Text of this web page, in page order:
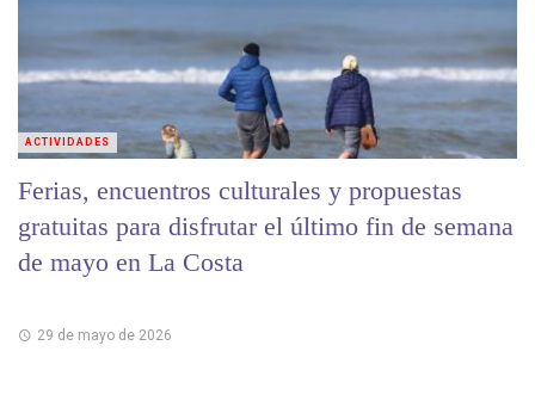
Ferias, encuentros culturales y propuestas
gratuitas para disfrutar el último fin de semana
de mayo en La Costa
29 de mayo de 2026
ACTIVIDADES